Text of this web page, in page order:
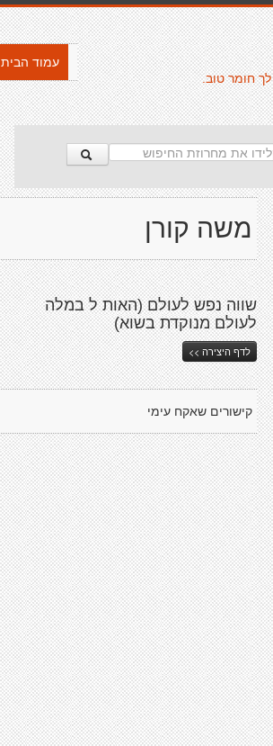
עמוד הבית
חומר טוב.
משה קורן
שווה נפש לעולם (האות ל במלה
לעולם מנוקדת בשוא)
לדף היצירה >>
קישורים שאקח עימי